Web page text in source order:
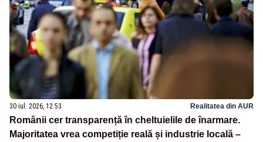
30 iul. 2026, 12:53 Realitatea din AUR
Românii cer transparență în cheltuielile de înarmare.
Majoritatea vrea competiție reală și industrie locală –